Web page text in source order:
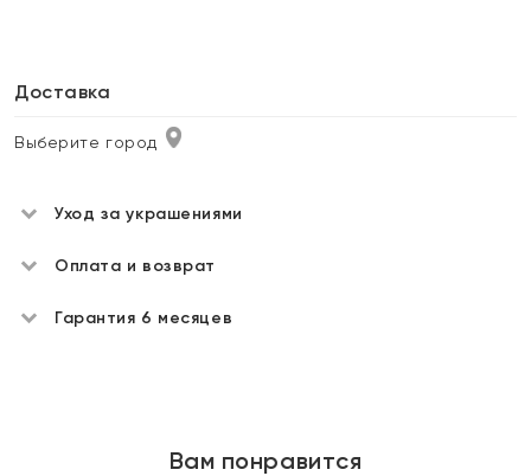
Доставка
Выберите город
Уход за украшениями
Оплата и возврат
Гарантия 6 месяцев
Вам понравится